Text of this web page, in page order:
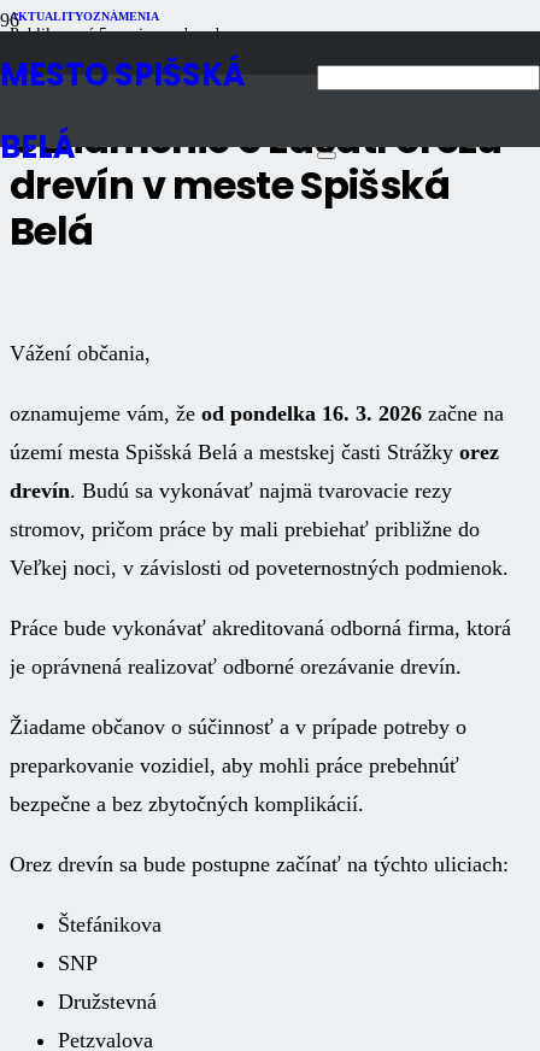
MESTO SPIŠSKÁ
BELÁ
AKTUALITYOZNÁMENIA
Publikované5 mesiacov dozadu
Oznámenie o začatí orezu
drevín v meste Spišská
Belá
Vážení občania,
oznamujeme vám, že od pondelka 16. 3. 2026 začne na
území mesta Spišská Belá a mestskej časti Strážky orez
drevín. Budú sa vykonávať najmä tvarovacie rezy
stromov, pričom práce by mali prebiehať približne do
Veľkej noci, v závislosti od poveternostných podmienok.
Práce bude vykonávať akreditovaná odborná firma, ktorá
je oprávnená realizovať odborné orezávanie drevín.
Žiadame občanov o súčinnosť a v prípade potreby o
preparkovanie vozidiel, aby mohli práce prebehnúť
bezpečne a bez zbytočných komplikácií.
Orez drevín sa bude postupne začínať na týchto uliciach:
Štefánikova
SNP
Družstevná
Petzvalova